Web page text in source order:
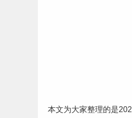
本文为大家整理的是